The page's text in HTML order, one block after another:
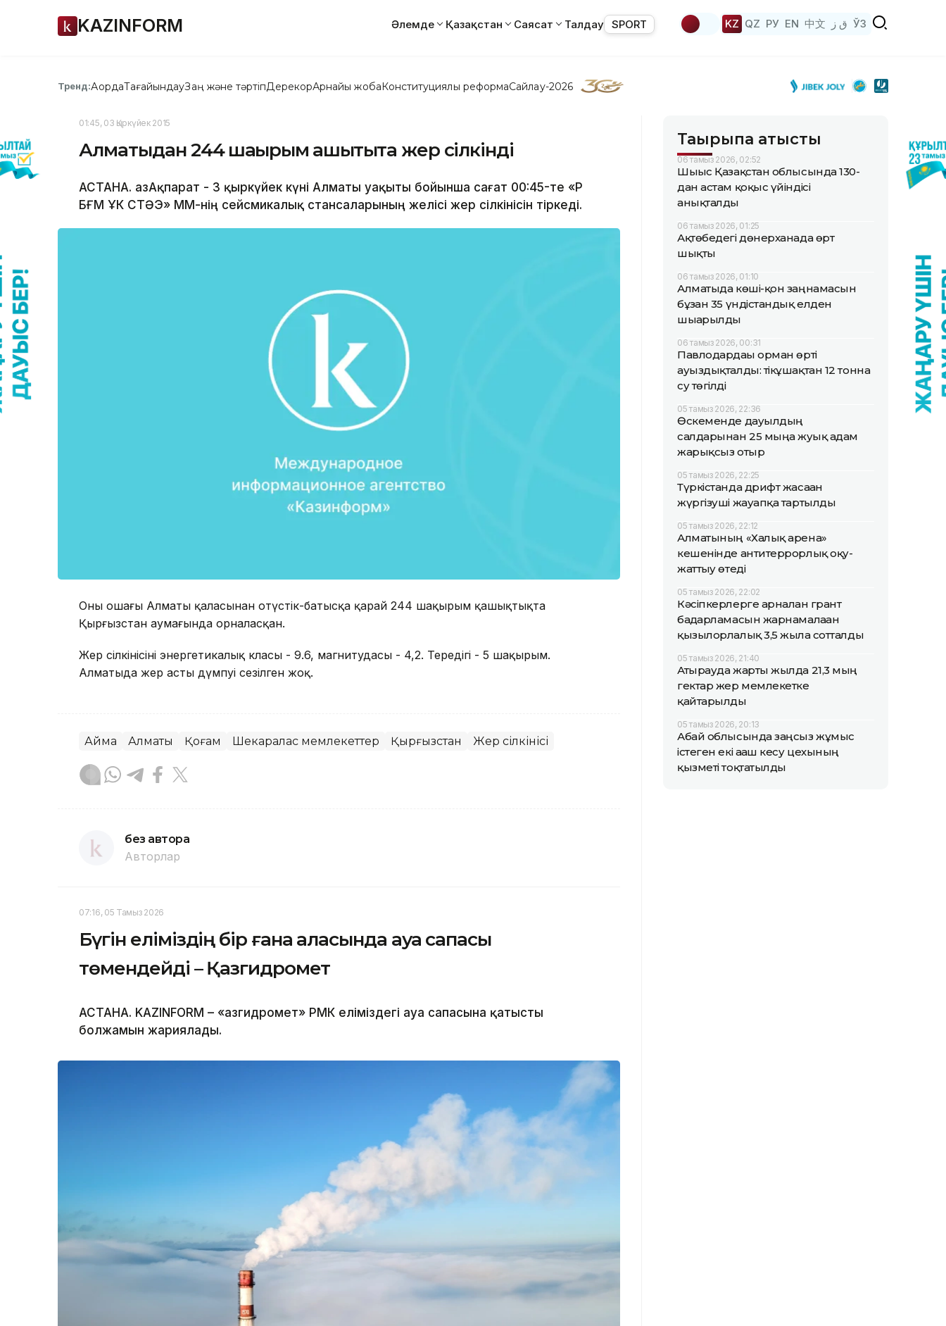
KAZINFORM Әлемде Қазақстан Саясат Талдау SPORT KZ QZ РУ EN 中文 ق ز ЎЗ
Тренд:АқордаТағайындауЗаң және тәртіпДерекқорАрнайы жобаКонституциялық реформаСайлау-2026
01:45, 03 Қыркүйек 2015
Алматыдан 244 шақырым қашықтықта жер сілкінді
АСТАНА. ҚазАқпарат - 3 қыркүйек күні Алматы уақыты бойынша сағат 00:45-те «ҚР
БҒМ ҰК СТӘЭ» ММ-нің сейсмикалық стансаларының желісі жер сілкінісін тіркеді.
Оның ошағы Алматы қаласынан оңтүстік-батысқа қарай 244 шақырым қашықтықта
Қырғызстан аумағында орналасқан.
Жер сілкінісінің энергетикалық класы - 9.6, магнитудасы - 4,2. Тереңдігі - 5 шақырым.
Алматыда жер асты дүмпуі сезілген жоқ.
Аймақ Алматы Қоғам Шекаралас мемлекеттер Қырғызстан Жер сілкінісі
без автора
Авторлар
07:16, 05 Тамыз 2026
Бүгін еліміздің бір ғана қаласында ауа сапасы
төмендейді – Қазгидромет
АСТАНА. KAZINFORM – «Қазгидромет» РМК еліміздегі ауа сапасына қатысты
болжамын жариялады.
Тақырыпқа қатысты
06 тамыз 2026, 02:52
Шығыс Қазақстан облысында 130-
дан астам қоқыс үйіндісі
анықталды
06 тамыз 2026, 01:25
Ақтөбедегі дөнерханада өрт
шықты
06 тамыз 2026, 01:10
Алматыда көші-қон заңнамасын
бұзған 35 үндістандық елден
шығарылды
06 тамыз 2026, 00:31
Павлодардағы орман өрті
ауыздықталды: тікұшақтан 12 тонна
су төгілді
05 тамыз 2026, 22:36
Өскеменде дауылдың
салдарынан 25 мыңға жуық адам
жарықсыз отыр
05 тамыз 2026, 22:25
Түркістанда дрифт жасаған
жүргізуші жауапқа тартылды
05 тамыз 2026, 22:12
Алматының «Халық арена»
кешенінде антитеррорлық оқу-
жаттығу өтеді
05 тамыз 2026, 22:02
Кәсіпкерлерге арналған грант
бағдарламасын жарнамалаған
қызылорлалық 3,5 жылға сотталды
05 тамыз 2026, 21:40
Атырауда жарты жылда 21,3 мың
гектар жер мемлекетке
қайтарылды
05 тамыз 2026, 20:13
Абай облысында заңсыз жұмыс
істеген екі ағаш кесу цехының
қызметі тоқтатылды